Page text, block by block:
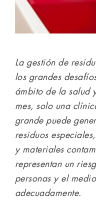
La gestión de
los grandes
ámbito de la salud
mes, solo una
grande puede
residuos
y materiales
representan un
personas y el
adecuadamente.